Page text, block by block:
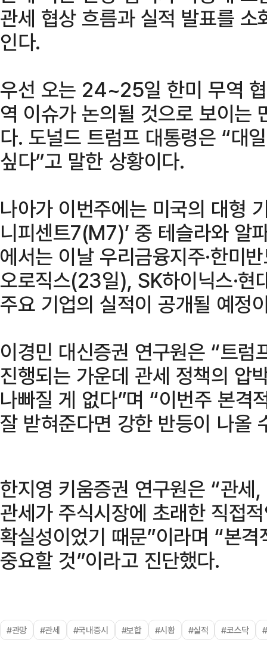
관세 협상 흐름과 실적 발표를
인다.
우선 오는 24~25일 한미 무역
역 이슈가 논의될 것으로 보이는
다. 도널드 트럼프 대통령은 “대
싶다”고 말한 상황이다.
나아가 이번주에는 미국의 대형
니피센트7(M7)’ 중 테슬라와 알
에서는 이날 우리금융지주·한미
오로직스(23일), SK하이닉스·
주요 기업의 실적이 공개될 예정
이경민 대신증권 연구원은 “트
진행되는 가운데 관세 정책의 압
나빠질 게 없다”며 “이번주 본격
잘 받혀준다면 강한 반등이 나올
한지영 키움증권 연구원은 “관
관세가 주식시장에 초래한 직접
확실성이었기 때문”이라며 “본
중요할 것”이라고 진단했다.
#관망 #관세 #국내증시 #보합 #시황 #실적 #코스닥